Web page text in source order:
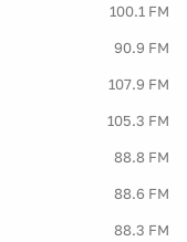
100.1 FM
90.9 FM
107.9 FM
105.3 FM
88.8 FM
88.6 FM
88.3 FM